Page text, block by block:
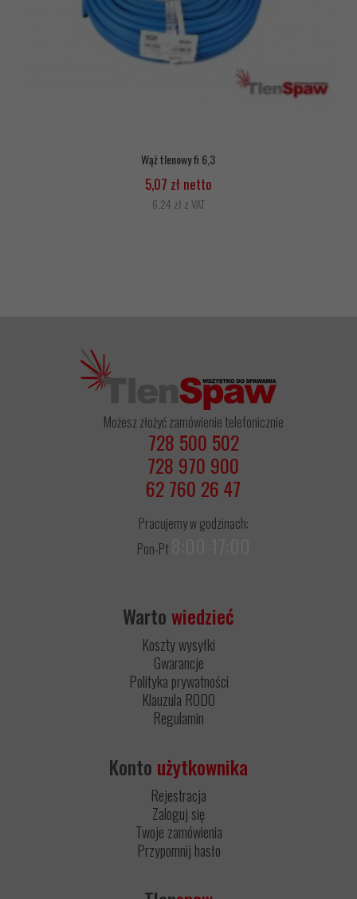
Wąż tlenowy fi 6,3
5,07 zł netto
6,24 zł z VAT
Możesz złożyć zamówienie telefonicznie
728 500 502
728 970 900
62 760 26 47
Pracujemy w godzinach:
Pon-Pt
Wartowiedzieć
Koszty wysyłki
Gwarancje
Polityka prywatności
Klauzula RODO
Regulamin
Konto użytkownika
Rejestracja
Zaloguj się
Twoje zamówienia
Przypomnij hasło